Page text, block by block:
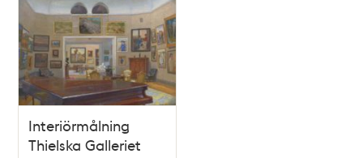
Interiörmålning
Thielska Galleriet